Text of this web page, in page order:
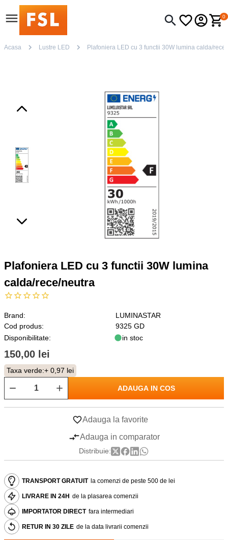
0
Acasa Lustre LED Plafoniera LED cu 3 functii 30W lumina calda/
Plafoniera LED cu 3 functii 30W lumina
calda/rece/neutra
Brand:
LUMINASTAR
Cod produs:
9325 GD
Disponibilitate:
in stoc
150,00 lei
Taxa verde:+ 0,97 lei
ADAUGA IN COS
Adauga la favorite
Adauga in comparator
Distribuie:
TRANSPORT GRATUIT la comenzi de peste 500 de lei
LIVRARE IN 24H de la plasarea comenzii
IMPORTATOR DIRECT fara intermediari
RETUR IN 30 ZILE de la data livrarii comenzii